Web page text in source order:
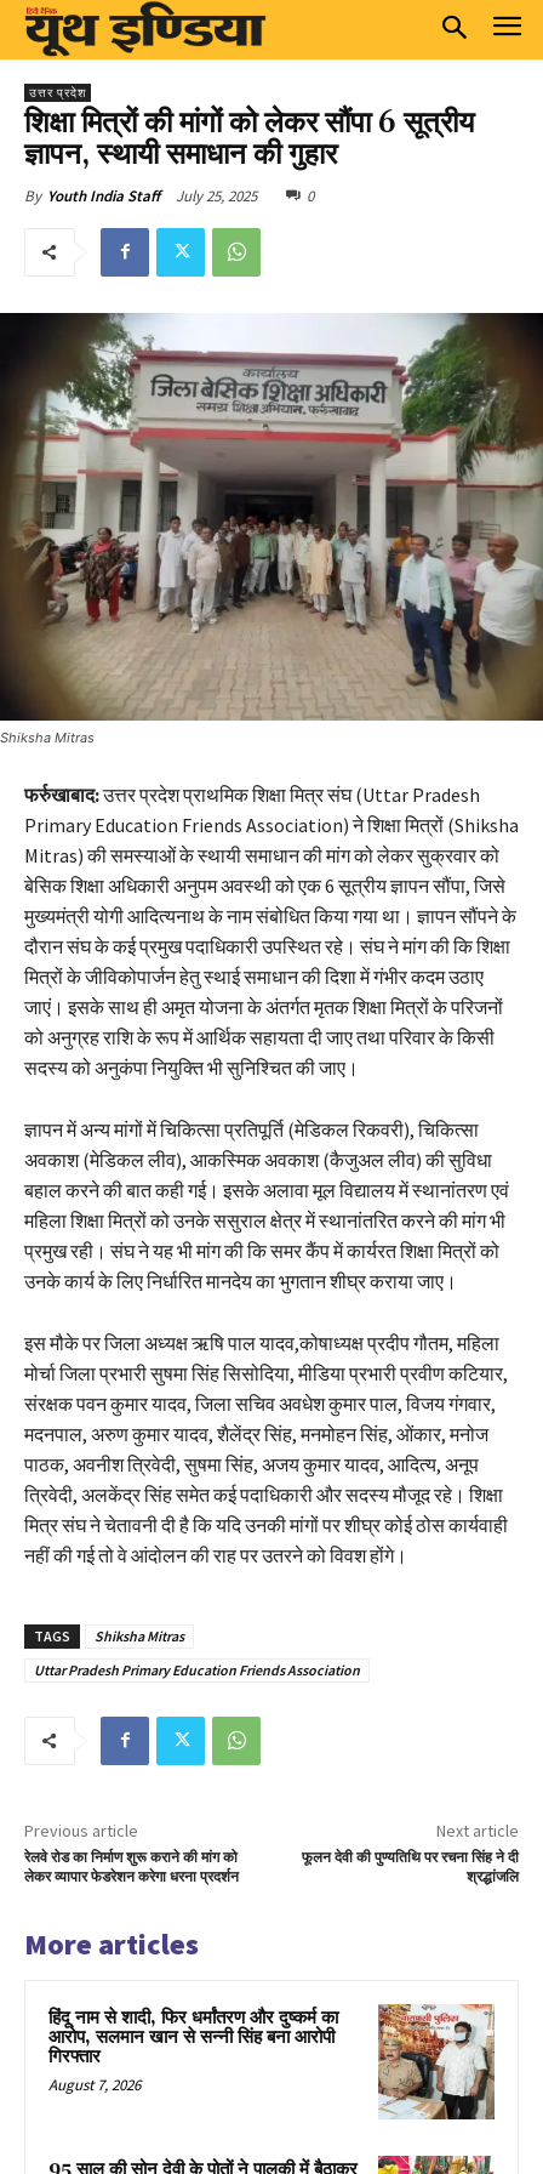
उत्तर प्रदेश
शिक्षा मित्रों की मांगों को लेकर सौंपा 6 सूत्रीय
ज्ञापन, स्थायी समाधान की गुहार
By Youth India Staff July 25, 2025 0
Shiksha Mitras
फर्रुखाबाद:उत्तर प्रदेश प्राथमिक शिक्षा मित्र संघ (Uttar Pradesh
Primary Education Friends Association) ने शिक्षा मित्रों (Shiksha
Mitras) की समस्याओं के स्थायी समाधान की मांग को लेकर सुक्रवार को
बेसिक शिक्षा अधिकारी अनुपम अवस्थी को एक 6 सूत्रीय ज्ञापन सौंपा, जिसे
मुख्यमंत्री योगी आदित्यनाथ के नाम संबोधित किया गया था। ज्ञापन सौंपने के
दौरान संघ के कई प्रमुख पदाधिकारी उपस्थित रहे। संघ ने मांग की कि शिक्षा
मित्रों के जीविकोपार्जन हेतु स्थाई समाधान की दिशा में गंभीर कदम उठाए
जाएं। इसके साथ ही अमृत योजना के अंतर्गत मृतक शिक्षा मित्रों के परिजनों
को अनुग्रह राशि के रूप में आर्थिक सहायता दी जाए तथा परिवार के किसी
सदस्य को अनुकंपा नियुक्ति भी सुनिश्चित की जाए।
ज्ञापन में अन्य मांगों में चिकित्सा प्रतिपूर्ति (मेडिकल रिकवरी), चिकित्सा
अवकाश (मेडिकल लीव), आकस्मिक अवकाश (कैजुअल लीव) की सुविधा
बहाल करने की बात कही गई। इसके अलावा मूल विद्यालय में स्थानांतरण एवं
महिला शिक्षा मित्रों को उनके ससुराल क्षेत्र में स्थानांतरित करने की मांग भी
प्रमुख रही। संघ ने यह भी मांग की कि समर कैंप में कार्यरत शिक्षा मित्रों को
उनके कार्य के लिए निर्धारित मानदेय का भुगतान शीघ्र कराया जाए।
इस मौके पर जिला अध्यक्ष ऋषि पाल यादव,कोषाध्यक्ष प्रदीप गौतम, महिला
मोर्चा जिला प्रभारी सुषमा सिंह सिसोदिया, मीडिया प्रभारी प्रवीण कटियार,
संरक्षक पवन कुमार यादव, जिला सचिव अवधेश कुमार पाल, विजय गंगवार,
मदनपाल, अरुण कुमार यादव, शैलेंद्र सिंह, मनमोहन सिंह, ओंकार, मनोज
पाठक, अवनीश त्रिवेदी, सुषमा सिंह, अजय कुमार यादव, आदित्य, अनूप
त्रिवेदी, अलकेंद्र सिंह समेत कई पदाधिकारी और सदस्य मौजूद रहे। शिक्षा
मित्र संघ ने चेतावनी दी है कि यदि उनकी मांगों पर शीघ्र कोई ठोस कार्यवाही
नहीं की गई तो वे आंदोलन की राह पर उतरने को विवश होंगे।
TAGS
Shiksha Mitras
Uttar Pradesh Primary Education Friends Association
Previous article
रेलवे रोड का निर्माण शुरू कराने की मांग को
लेकर व्यापार फेडरेशन करेगा धरना प्रदर्शन
Next article
फूलन देवी की पुण्यतिथि पर रचना सिंह ने दी
श्रद्धांजलि
More articles
हिंदू नाम से शादी, फिर धर्मांतरण और दुष्कर्म का
आरोप, सलमान खान से सन्नी सिंह बना आरोपी
गिरफ्तार
August 7, 2026